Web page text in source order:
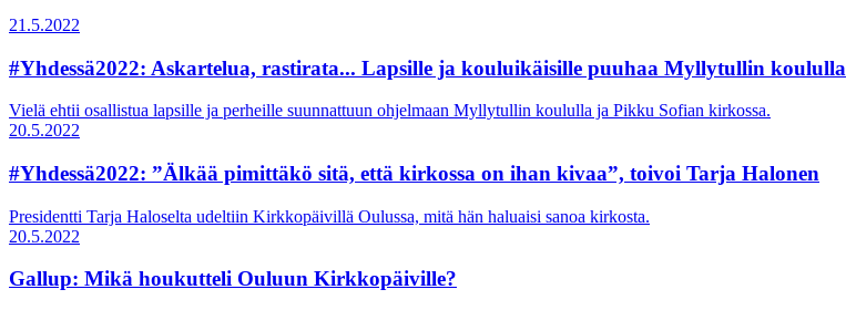
21.5.2022
#Yhdessä2022: Askartelua, rastirata... Lapsille ja kouluikäisille puuhaa Myllytullin koululla
Vielä ehtii osallistua lapsille ja perheille suunnattuun ohjelmaan Myllytullin koululla ja Pikku Sofian kirkossa.
20.5.2022
#Yhdessä2022: ”Älkää pimittäkö sitä, että kirkossa on ihan kivaa”, toivoi Tarja Halonen
Presidentti Tarja Haloselta udeltiin Kirkkopäivillä Oulussa, mitä hän haluaisi sanoa kirkosta.
20.5.2022
Gallup: Mikä houkutteli Ouluun Kirkkopäiville?